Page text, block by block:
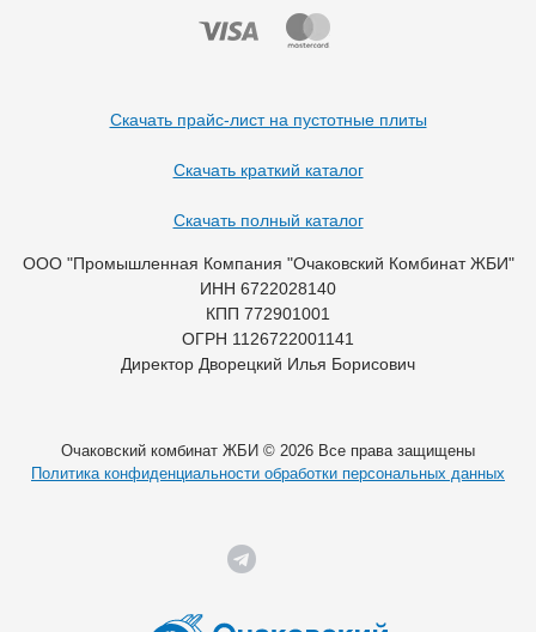
Скачать прайс-лист на пустотные плиты
Скачать краткий каталог
Скачать полный каталог
ООО "Промышленная Компания "Очаковский Комбинат ЖБИ"
ИНН 6722028140
КПП 772901001
ОГРН 1126722001141
Директор Дворецкий Илья Борисович
Очаковский комбинат ЖБИ © 2026 Все права защищены
Политика конфиденциальности обработки персональных данных